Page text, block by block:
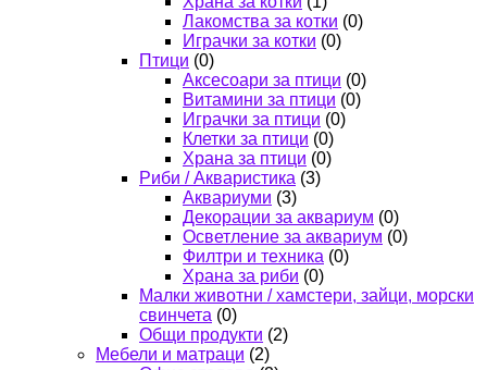
Лакомства за котки (0)
Играчки за котки (0)
Птици (0)
Аксесоари за птици (0)
Витамини за птици (0)
Играчки за птици (0)
Клетки за птици (0)
Храна за птици (0)
Риби / Акваристика (3)
Аквариуми (3)
Декорации за аквариум (0)
Осветление за аквариум (0)
Филтри и техника (0)
Храна за риби (0)
Малки животни / хамстери, зайци, морски
свинчета (0)
Общи продукти (2)
Мебели и матраци (2)